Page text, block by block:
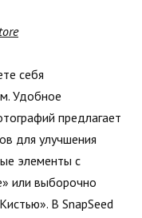
себя
Удобное
предлагает
для улучшения
элементы с
или выборочно
В SnapSeed